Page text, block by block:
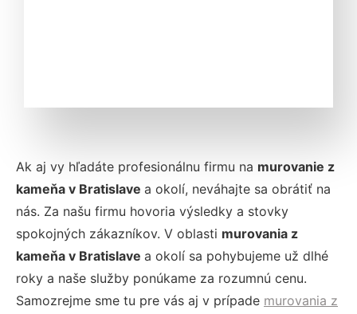
Ak aj vy hľadáte profesionálnu firmu na murovanie z
kameňa v Bratislave a okolí, neváhajte sa obrátiť na
nás. Za našu firmu hovoria výsledky a stovky
spokojných zákazníkov. V oblasti murovania z
kameňa v Bratislave a okolí sa pohybujeme už dlhé
roky a naše služby ponúkame za rozumnú cenu.
Samozrejme sme tu pre vás aj v prípade murovania z